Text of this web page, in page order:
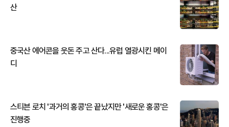
산
중국산 에어콘을 웃돈 주고 산다...유럽 열광시킨 메이
디
스티븐 로치 '과거의 홍콩'은 끝났지만 '새로운 홍콩'은
진행중